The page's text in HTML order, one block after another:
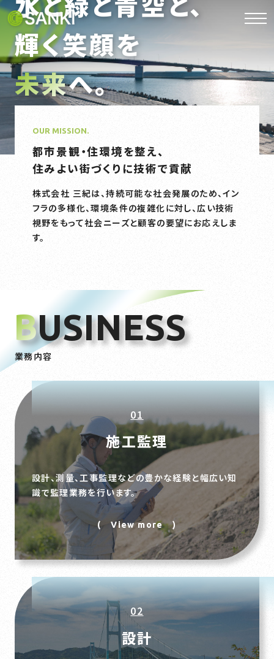
輝く笑顔を
未来へ。
Glow with Hope, Move Ahead.
OUR MISSION.
都市景観・住環境を整え、
住みよい街づくりに技術で貢献
株式会社 三紀は、持続可能な社会発展のため、イン
フラの多様化、環境条件の複雑化に対し、広い技術
視野をもって社会ニーズと顧客の要望にお応えしま
す。
BUSINESS
業務内容
01
施工監理
設計、測量、工事監理などの豊かな経験と幅広い知
識で監理業務を行います。
( View more )
02
設計